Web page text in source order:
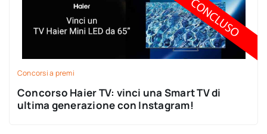
Concorsi a premi
Concorso Haier TV: vinci una Smart TV di
ultima generazione con Instagram!